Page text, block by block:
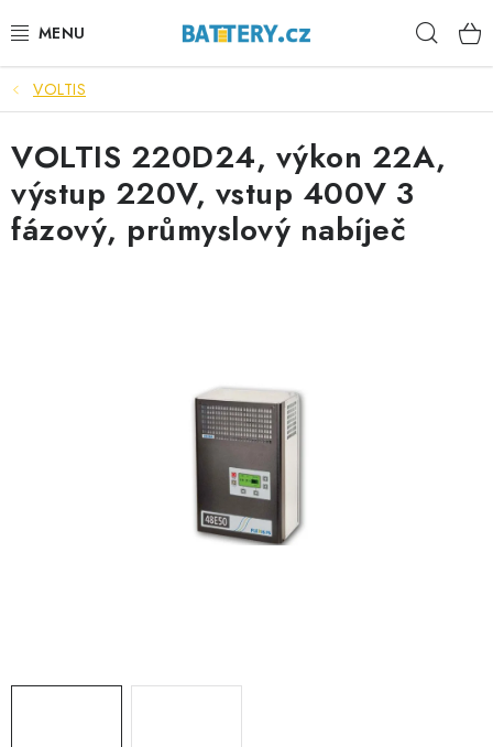
na
VÝHODNÉ SETY
SLUŽBY
AUTOBATERIE
VOLTIS
VOLTIS 220D24, výkon 22A,
výstup 220V, vstup 400V 3
fázový, průmyslový nabíječ